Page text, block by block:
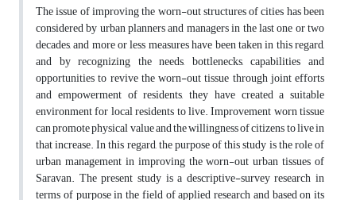
The issue of improving the worn-out structures of cities has been
considered by urban planners and managers in the last one or two
decades, and more or less measures have been taken in this regard,
and by recognizing the needs, bottlenecks, capabilities and
opportunities to revive the worn-out tissue through joint efforts
and empowerment of residents, they have created a suitable
environment for local residents to live. Improvement worn tissue
can promote physical value and the willingness of citizens to live in
that increase. In this regard, the purpose of this study is the role of
urban management in improving the worn-out urban tissues of
Saravan. The present study is a descriptive-survey research in
terms of purpose in the field of applied research and based on its